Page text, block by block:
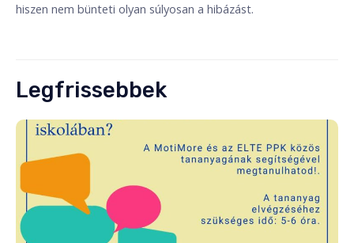
hiszen nem bünteti olyan súlyosan a hibázást.
Legfrissebbek